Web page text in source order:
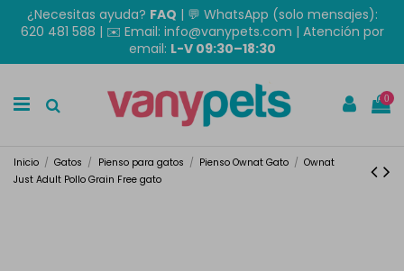
¿Necesitas ayuda? FAQ | 💬 WhatsApp (solo mensajes):
620 481 588 | ✉️ Email: info@vanypets.com | Atención por
email: L-V 09:30–18:30
0
Inicio Gatos Pienso para gatos Pienso Ownat Gato
Ownat
Just Adult Pollo Grain Free gato